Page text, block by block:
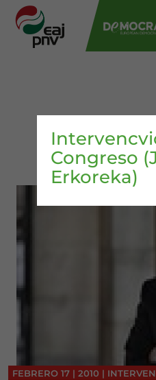
Congreso
Erkoreka)
FEBRERO 17 | 2010 |